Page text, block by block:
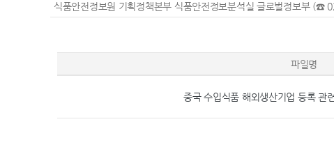
식품안전정보원 기획정책본부 식품안전정보분석실 글로벌정보부 (☎
파일명
중국 수입식품 해외생산기업 등록 관